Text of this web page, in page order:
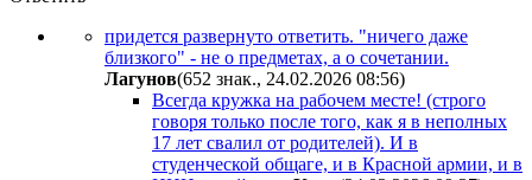
придется развернуто ответить. "ничего даже
близкого" - не о предметах, а о сочетании.
Лaгyнoв(652 знак., 24.02.2026 08:56)
Всегда кружка на рабочем месте! (строго
говоря только после того, как я в неполных
17 лет свалил от родителей). И в
студенческой общаге, и в Красной армии, и в